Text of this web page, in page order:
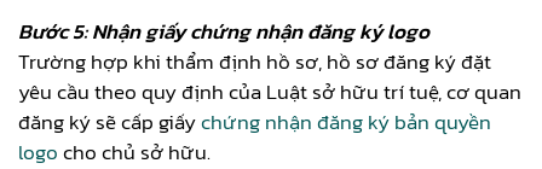
Bước 5: Nhận giấy chứng nhận đăng ký logo
Trường hợp khi thẩm định hồ sơ, hồ sơ đăng ký đặt
yêu cầu theo quy định của Luật sở hữu trí tuệ, cơ quan
đăng ký sẽ cấp giấychứng nhận đăng ký bản quyền
logocho chủ sở hữu.